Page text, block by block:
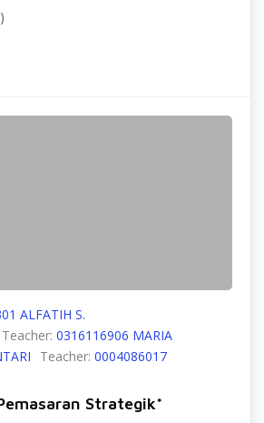
ALFATIH S.
Teacher: 0316116906 MARIA
Teacher: 0004086017
Strategik*